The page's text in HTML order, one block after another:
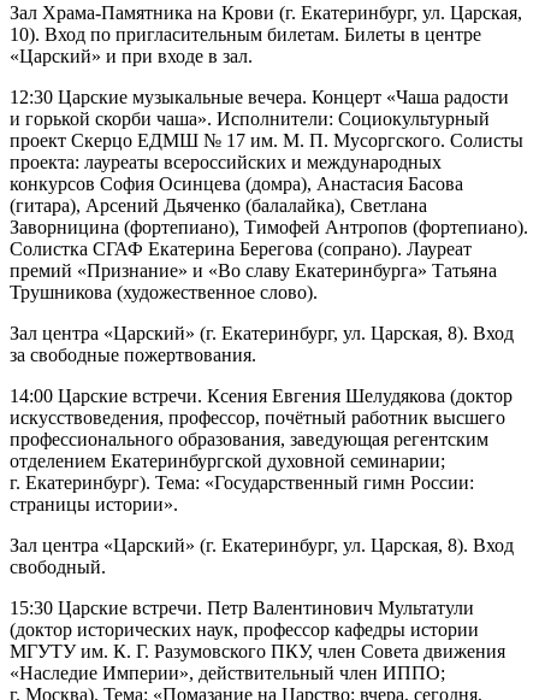
Зал Храма-Памятника на Крови (г. Екатеринбург, ул. Царская,
10). Вход по пригласительным билетам. Билеты в центре
«Царский» и при входе в зал.
12:30 Царские музыкальные вечера. Концерт «Чаша радости
и горькой скорби чаша». Исполнители: Социокультурный
проект Скерцо ЕДМШ № 17 им. М. П. Мусоргского. Солисты
проекта: лауреаты всероссийских и международных
конкурсов София Осинцева (домра), Анастасия Басова
(гитара), Арсений Дьяченко (балалайка), Светлана
Заворницина (фортепиано), Тимофей Антропов (фортепиано).
Солистка СГАФ Екатерина Берегова (сопрано). Лауреат
премий «Признание» и «Во славу Екатеринбурга» Татьяна
Трушникова (художественное слово).
Зал центра «Царский» (г. Екатеринбург, ул. Царская, 8). Вход
за свободные пожертвования.
14:00 Царские встречи. Ксения Евгения Шелудякова (доктор
искусствоведения, профессор, почётный работник высшего
профессионального образования, заведующая регентским
отделением Екатеринбургской духовной семинарии;
г. Екатеринбург). Тема: «Государственный гимн России:
страницы истории».
Зал центра «Царский» (г. Екатеринбург, ул. Царская, 8). Вход
свободный.
15:30 Царские встречи. Петр Валентинович Мультатули
(доктор исторических наук, профессор кафедры истории
МГУТУ им. К. Г. Разумовского ПКУ, член Совета движения
«Наследие Империи», действительный член ИППО;
г. Москва). Тема: «Помазание на Царство: вчера, сегодня,